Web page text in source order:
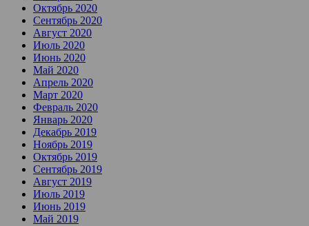
Октябрь 2020
Сентябрь 2020
Август 2020
Июль 2020
Июнь 2020
Май 2020
Апрель 2020
Март 2020
Февраль 2020
Январь 2020
Декабрь 2019
Ноябрь 2019
Октябрь 2019
Сентябрь 2019
Август 2019
Июль 2019
Июнь 2019
Май 2019